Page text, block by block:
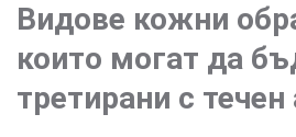
Видове кожни
които могат да
третирани с течен